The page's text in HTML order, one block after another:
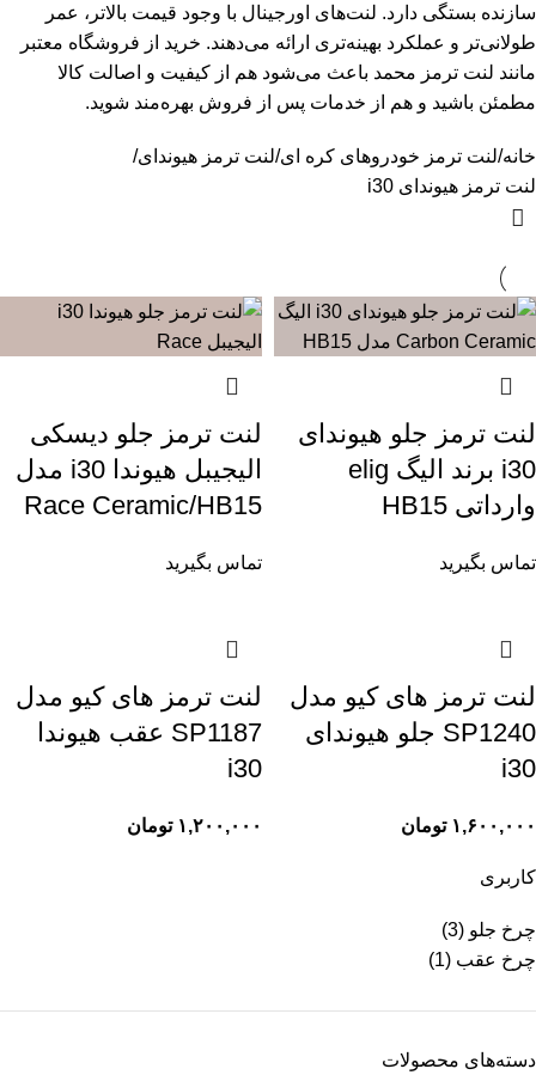
کاربری
چرخ جلو (3)
چرخ عقب (1)
دسته‌های محصولات
سازنده بستگی دارد. لنت‌های اورجینال با وجود قیمت بالاتر، عمر
طولانی‌تر و عملکرد بهینه‌تری ارائه می‌دهند. خرید از فروشگاه معتبر
مانند لنت ترمز محمد باعث می‌شود هم از کیفیت و اصالت کالا
مطمئن باشید و هم از خدمات پس از فروش بهره‌مند شوید.
خانه لنت ترمز خودروهای کره ای لنت ترمز هیوندای
لنت ترمز هیوندای i30
لنت ترمز جلو هیوندای
i30 برند الیگ elig
وارداتی HB15
تماس بگیرید
لنت ترمز جلو دیسکی
الیجیبل هیوندا i30 مدل
Race Ceramic/HB15
تماس بگیرید
لنت ترمز های کیو مدل
SP1240 جلو هیوندای
i30
۱,۶۰۰,۰۰۰ تومان
لنت ترمز های کیو مدل
SP1187 عقب هیوندا
i30
۱,۲۰۰,۰۰۰ تومان